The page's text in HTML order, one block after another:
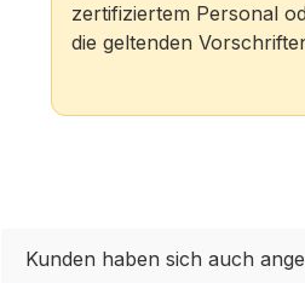
zertifiziertem Personal
die geltenden
Kunden haben sich auch